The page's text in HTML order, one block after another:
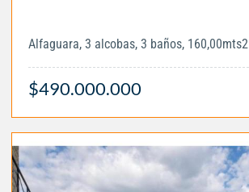
Alfaguara, 3 alcobas, 3 baños, 160,00mts2
$490.000.000